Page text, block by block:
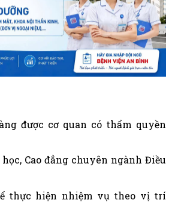
được cơ quan có thẩm quyền
Cao đẳng chuyên ngành Điều
thực hiện nhiệm vụ theo vị trí